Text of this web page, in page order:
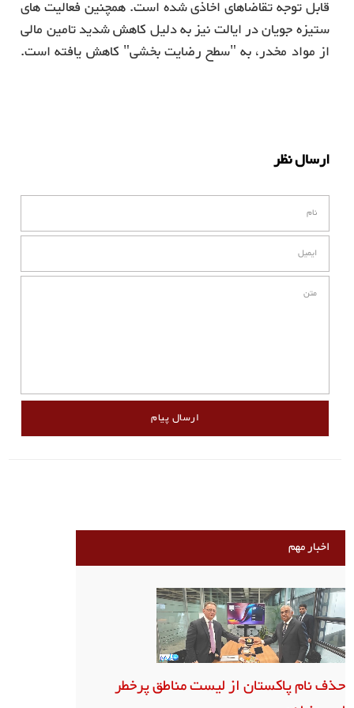
قابل توجه تقاضاهای اخاذی شده است. همچنین فعالیت های
ستیزه جویان در ایالت نیز به دلیل کاهش شدید تامین مالی
از مواد مخدر، به "سطح رضایت بخشی" کاهش یافته است.
ارسال نظر
اخبار مهم
حذف نام پاکستان از لیست مناطق پرخطر